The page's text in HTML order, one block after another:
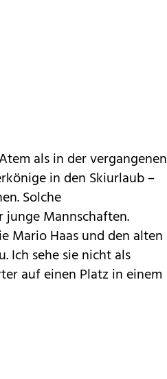
als in der vergangenen
in den Skiurlaub –
Solche
junge Mannschaften.
Mario Haas und den alten
Ich sehe sie nicht als
auf einen Platz in einem